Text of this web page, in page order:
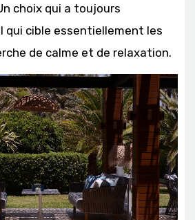
choix qui a toujours
qui cible essentiellement les
de calme et de relaxation.